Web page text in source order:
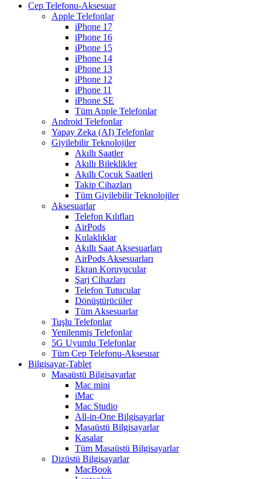
Cep Telefonu-Aksesuar
Apple Telefonlar
iPhone 17
iPhone 16
iPhone 15
iPhone 14
iPhone 13
iPhone 12
iPhone 11
iPhone SE
Tüm Apple Telefonlar
Android Telefonlar
Yapay Zeka (AI) Telefonlar
Giyilebilir Teknolojiler
Akıllı Saatler
Akıllı Bileklikler
Akıllı Çocuk Saatleri
Takip Cihazları
Tüm Giyilebilir Teknolojiler
Aksesuarlar
Telefon Kılıfları
AirPods
Kulaklıklar
Akıllı Saat Aksesuarları
AirPods Aksesuarları
Ekran Koruyucular
Şarj Cihazları
Telefon Tutucular
Dönüştürücüler
Tüm Aksesuarlar
Tuşlu Telefonlar
Yenilenmiş Telefonlar
5G Uyumlu Telefonlar
Tüm Cep Telefonu-Aksesuar
Bilgisayar-Tablet
Masaüstü Bilgisayarlar
Mac mini
iMac
Mac Studio
All-in-One Bilgisayarlar
Masaüstü Bilgisayarlar
Kasalar
Tüm Masaüstü Bilgisayarlar
Dizüstü Bilgisayarlar
MacBook